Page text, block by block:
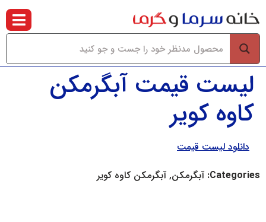
لیست قیمت آبگرمکن
کاوه کویر
دانلود لیست قیمت
Categories: آبگرمکن, آبگرمکن کاوه کویر